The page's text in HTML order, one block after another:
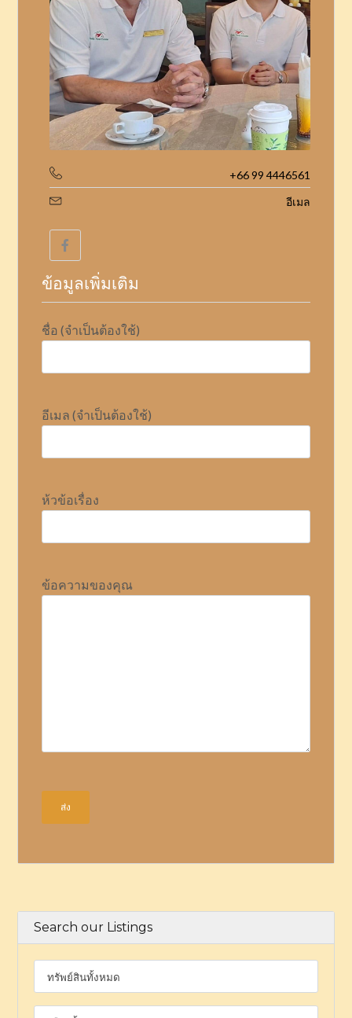
+66 99 4446561
อีเมล
ข้อมูลเพิ่มเติม
ชื่อ (จำเป็นต้องใช้)
อีเมล (จำเป็นต้องใช้)
ห้วข้อเรื่อง
ข้อความของคุณ
Search our Listings